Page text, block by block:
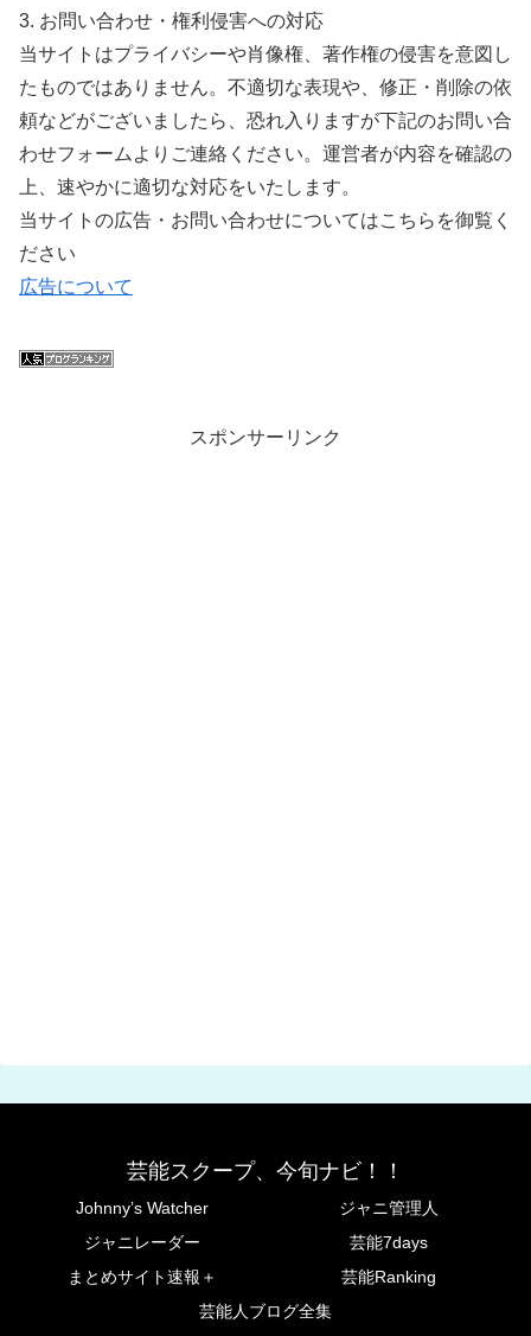
3. お問い合わせ・権利侵害への対応
当サイトはプライバシーや肖像権、著作権の侵害を意図し
たものではありません。不適切な表現や、修正・削除の依
頼などがございましたら、恐れ入りますが下記のお問い合
わせフォームよりご連絡ください。運営者が内容を確認の
上、速やかに適切な対応をいたします。
当サイトの広告・お問い合わせについてはこちらを御覧く
ださい
広告について
スポンサーリンク
芸能スクープ、今旬ナビ！！
Johnny’s Watcher
ジャニ管理人
ジャニレーダー
芸能7days
まとめサイト速報＋
芸能Ranking
芸能人ブログ全集